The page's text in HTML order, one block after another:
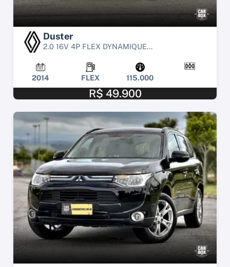
Duster
2.0 16V 4P FLEX DYNAMIQUE...
2014 FLEX 115.000
R$ 49.900